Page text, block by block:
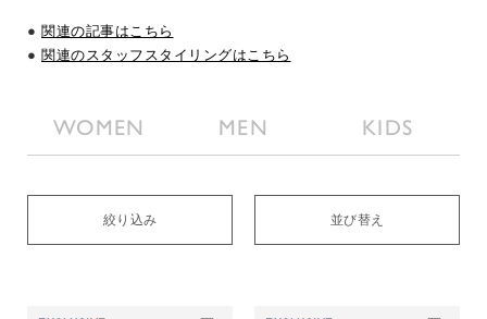
● 関連の記事はこちら
● 関連のスタッフスタイリングはこちら
WOMEN MEN KIDS
絞り込み 並び替え